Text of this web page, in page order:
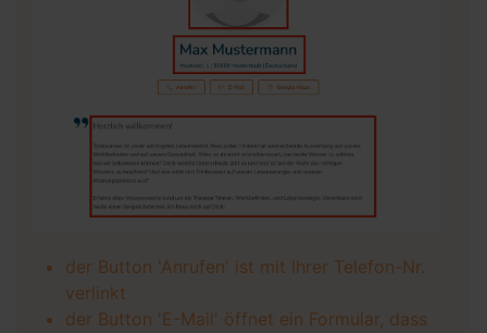
der Button 'Anrufen' ist mit Ihrer Telefon-Nr.
verlinkt
der Button 'E-Mail' öffnet ein Formular, dass